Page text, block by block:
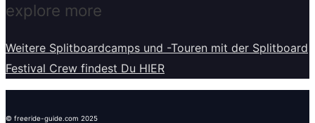
explore more
Weitere Splitboardcamps und -Touren mit der Splitboard
Festival Crew findest Du HIER
© freeride-guide.com 2025